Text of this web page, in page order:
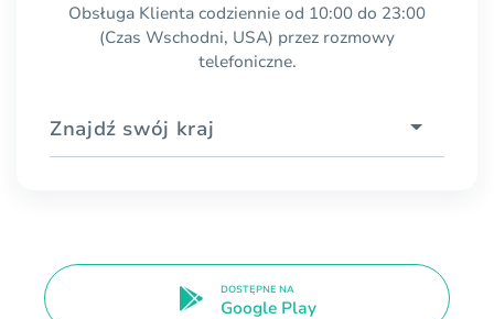
Obsługa Klienta codziennie od 10:00 do 23:00
(Czas Wschodni, USA) przez rozmowy
telefoniczne.
Znajdź swój kraj
DOSTĘPNE NA
Google Play